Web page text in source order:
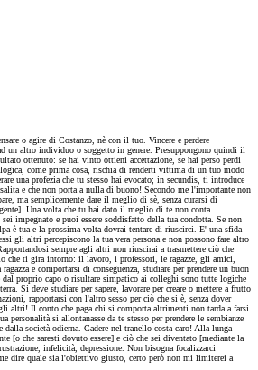
o agire di Costanzo, nè con il tuo. Vincere e perdere
un altro individuo o soggetto in genere. Presuppongono quindi il
ottenuto: se hai vinto ottieni accettazione, se hai perso perdi
come prima cosa, rischia di renderti vittima di un tuo modo
una profezia che tu stesso hai evocato; in secundis, ti introduce
e che non porta a nulla di buono! Secondo me l'importante non
ma semplicemente dare il meglio di sè, senza curarsi di
Una volta che tu hai dato il meglio di te non conta
impegnato e puoi essere soddisfatto della tua condotta. Se non
è tua e la prossima volta dovrai tentare di riuscirci. E' una sfida
gli altri percepiscono la tua vera persona e non possono fare altro
sempre agli altri non riuscirai a trasmettere ciò che
che ti gira intorno: il lavoro, i professori, le ragazze, gli amici,
e comportarsi di conseguenza, studiare per prendere un buon
dal proprio capo o risultare simpatico ai colleghi sono tutte logiche
Si deve studiare per sapere, lavorare per creare o mettere a frutto
rapportarsi con l'altro sesso per ciò che si è, senza dover
altri! Il conto che paga chi si comporta altrimenti non tarda a farsi
personalità si allontanasse da te stesso per prendere le sembianze
dalla società odierna. Cadere nel tranello costa caro! Alla lunga
[o che saresti dovuto essere] e ciò che sei diventato [mediante la
infelicità, depressione. Non bisogna focalizzarci
dire quale sia l'obiettivo giusto, certo però non mi limiterei a